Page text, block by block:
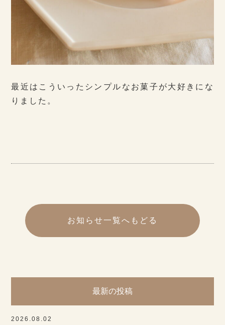
最近はこういったシンプルなお菓子が大好きにな
りました。
お知らせ一覧へもどる
最新の投稿
2026.08.02